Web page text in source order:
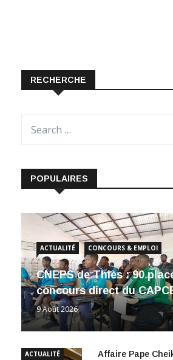
RECHERCHE
POPULAIRES
ACTUALITÉ CONCOURS & EMPLOI
CNEPS de Thiès : 90
concours direct du
9 Août 2026
ACTUALITÉ
Affaire Pape